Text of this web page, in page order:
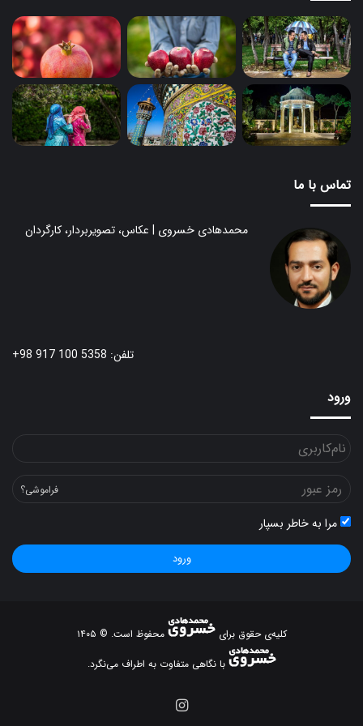
تماس با ما
محمدهادی خسروی | عکاس، تصویربردار، کارگردان
تلفن: 5358 100 917 98+
ورود
فراموشی؟
مرا به خاطر بسپار
ورود
کلیه‌ی حقوق برای
محفوظ است. © ۱۴۰۵
با نگاهی متفاوت به اطراف می‌نگرد.